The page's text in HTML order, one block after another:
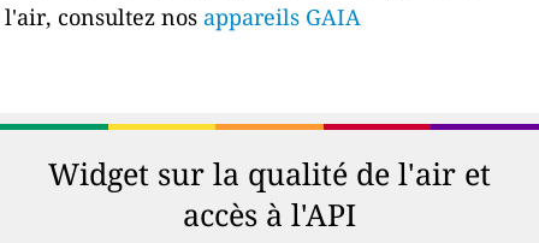
l'air, consultez nos appareils GAIA
Widget sur la qualité de l'air et
accès à l'API